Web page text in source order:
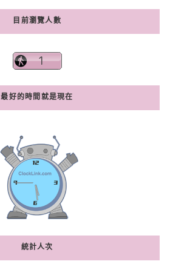
目前瀏覽人數
最好的時間就是現在
統計人次